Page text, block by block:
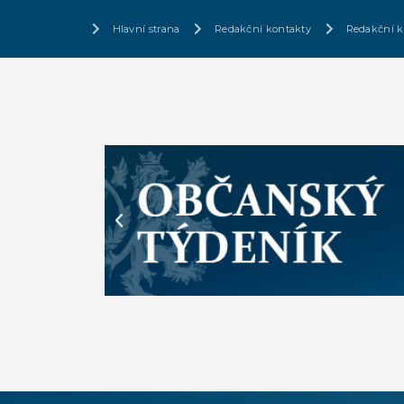
Hlavní strana Redakční kontakty Redakční